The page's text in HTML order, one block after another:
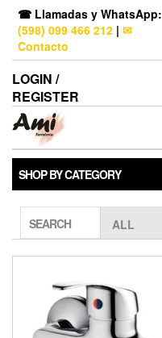
☎ Llamadas y WhatsApp:
(598) 099 466 212 | ✉
Contacto
LOGIN /
REGISTER
SHOP BY CATEGORY
SEARCH